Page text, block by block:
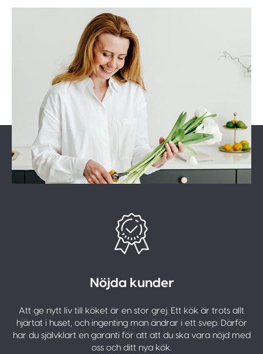
Nöjda kunder
Att ge nytt liv till köket är en stor grej. Ett kök är trots allt
hjärtat i huset, och ingenting man ändrar i ett svep. Därför
har du självklart en garanti för att att du ska vara nöjd med
oss och ditt nya kök.